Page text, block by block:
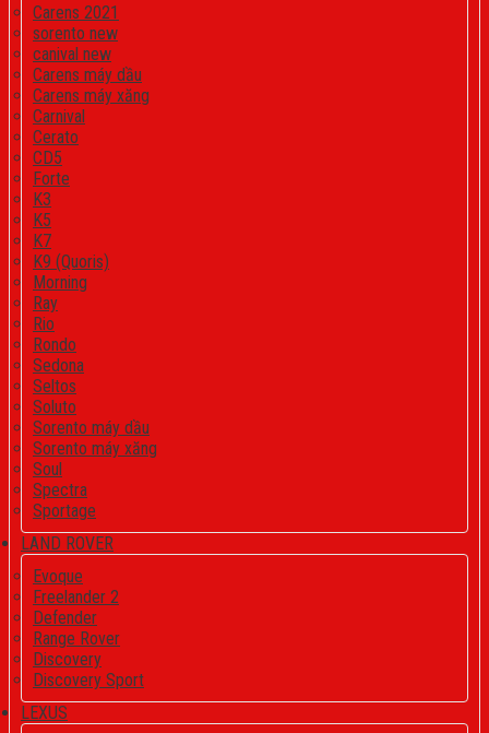
Carens 2021
sorento new
canival new
Carens máy dầu
Carens máy xăng
Carnival
Cerato
CD5
Forte
K3
K5
K7
K9 (Quoris)
Morning
Ray
Rio
Rondo
Sedona
Seltos
Soluto
Sorento máy dầu
Sorento máy xăng
Soul
Spectra
Sportage
LAND ROVER
Evoque
Freelander 2
Defender
Range Rover
Discovery
Discovery Sport
LEXUS